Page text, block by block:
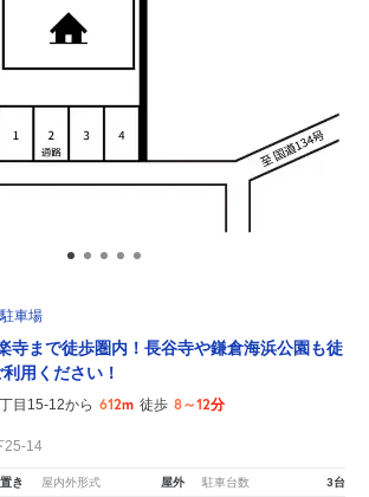
車場
寺まで徒歩圏内！長谷寺や鎌倉海浜公園も徒
用ください！
目15-12から 612m 徒歩 8～12分
25-14
き 屋内外形式 屋外 駐車台数 3台